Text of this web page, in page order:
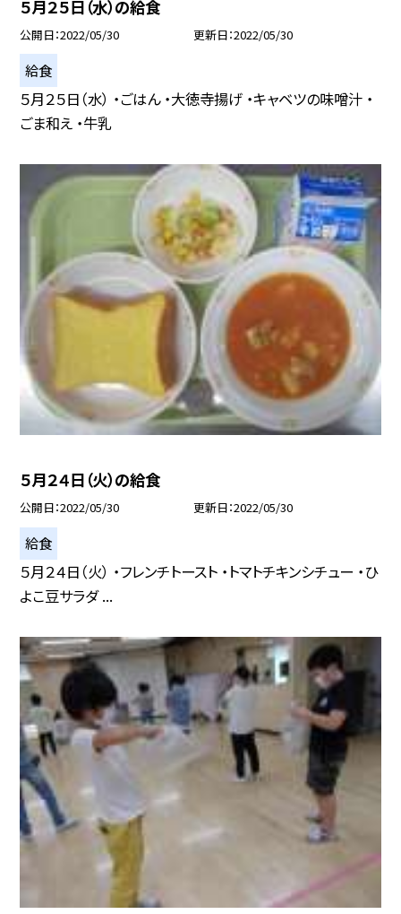
５月２５日（水）の給食
公開日 2022/05/30 更新日 2022/05/30
給食
５月２５日（水） ・ごはん ・大徳寺揚げ ・キャベツの味噌汁 ・
ごま和え ・牛乳
５月２４日（火）の給食
公開日 2022/05/30 更新日 2022/05/30
給食
５月２４日（火） ・フレンチトースト ・トマトチキンシチュー ・ひ
よこ豆サラダ ...